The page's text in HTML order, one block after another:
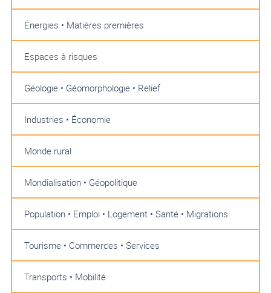
Énergies • Matières premières
Espaces à risques
Géologie • Géomorphologie • Relief
Industries • Économie
Monde rural
Mondialisation • Géopolitique
Population • Emploi • Logement • Santé • Migrations
Tourisme • Commerces • Services
Transports • Mobilité